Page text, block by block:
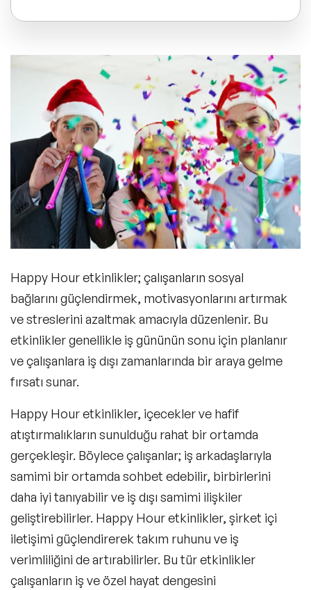
Trend Konular
🔥 Global Konuşmacılar
🔥 Motivasyon Konuşmacıları
🔥 Liderlik Konuşmacıları
🔥 Yapay Zeka Konuşmacıları
Happy Hour Etkinlikler Ne Zaman
Happy Hour Etkinliklere Katılım Zorunlu
Mudur?
Happy Hour Etkinliklerde Çalışanlar İçin
Ulaşım Nasıl Sağlanır?
Konular Tartışılır Mı?
Happy Hour Etkinlikler Şirket
Politikalarını İhlal Eder Mi?
Happy Hour etkinlikler; çalışanların sosyal
bağlarını güçlendirmek, motivasyonlarını artırmak
ve streslerini azaltmak amacıyla düzenlenir. Bu
etkinlikler genellikle iş gününün sonu için planlanır
ve çalışanlara iş dışı zamanlarında bir araya gelme
fırsatı sunar.
Happy Hour etkinlikler, içecekler ve hafif
atıştırmalıkların sunulduğu rahat bir ortamda
gerçekleşir. Böylece çalışanlar; iş arkadaşlarıyla
samimi bir ortamda sohbet edebilir, birbirlerini
daha iyi tanıyabilir ve iş dışı samimi ilişkiler
geliştirebilirler. Happy Hour etkinlikler, şirket içi
iletişimi güçlendirerek takım ruhunu ve iş
verimliliğini de artırabilirler. Bu tür etkinlikler
çalışanların iş ve özel hayat dengesini